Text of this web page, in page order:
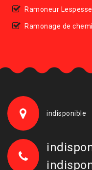
Ramoneur
Ramonage de
indisponible